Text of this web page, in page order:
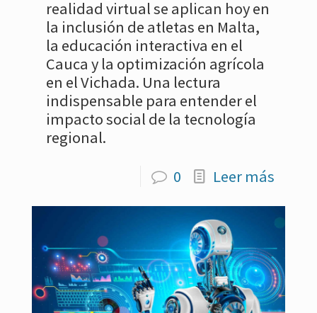
realidad virtual se aplican hoy en
la inclusión de atletas en Malta,
la educación interactiva en el
Cauca y la optimización agrícola
en el Vichada. Una lectura
indispensable para entender el
impacto social de la tecnología
regional.
0
Leer más